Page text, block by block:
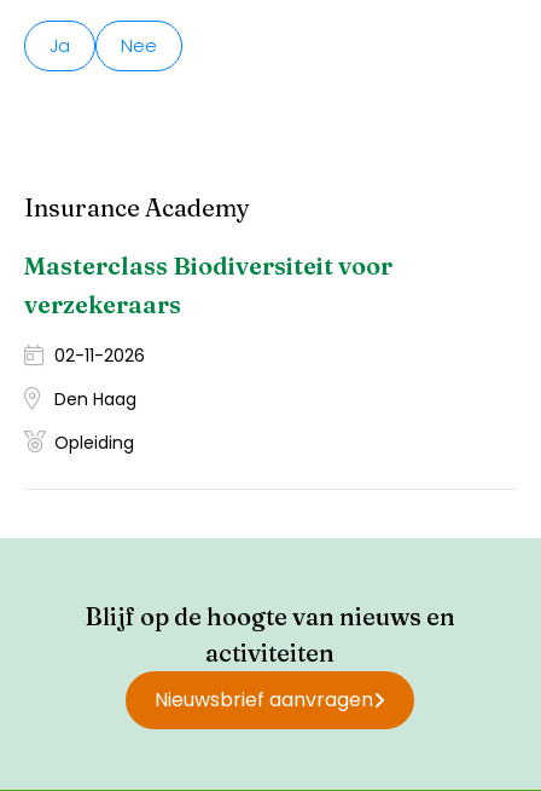
Ja Nee
Insurance Academy
Masterclass Biodiversiteit voor
verzekeraars
02-11-2026
Den Haag
Opleiding
Blijf op de hoogte van nieuws en
activiteiten
Nieuwsbrief aanvragen